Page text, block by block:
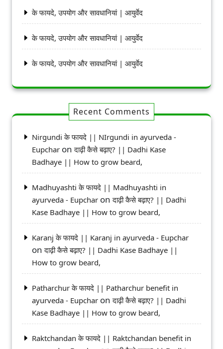
के फायदे, उपयोग और सावधानियां | आयुर्वेद
के फायदे, उपयोग और सावधानियां | आयुर्वेद
के फायदे, उपयोग और सावधानियां | आयुर्वेद
Recent Comments
Nirgundi के फायदे || NIrgundi in ayurveda -
Eupchar onदाढ़ी कैसे बढ़ाए? || Dadhi Kase
Badhaye || How to grow beard,
Madhuyashti के फायदे || Madhuyashti in
ayurveda - Eupchar onदाढ़ी कैसे बढ़ाए? || Dadhi
Kase Badhaye || How to grow beard,
Karanj के फायदे || Karanj in ayurveda - Eupchar
onदाढ़ी कैसे बढ़ाए? || Dadhi Kase Badhaye ||
How to grow beard,
Patharchur के फायदे || Patharchur benefit in
ayurveda - Eupchar onदाढ़ी कैसे बढ़ाए? || Dadhi
Kase Badhaye || How to grow beard,
Raktchandan के फायदे || Raktchandan benefit in